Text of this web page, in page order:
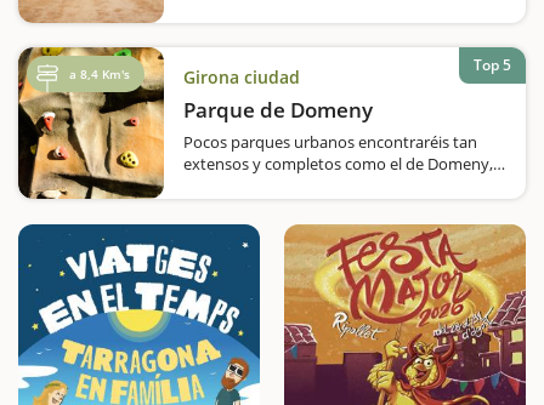
Dependiendo de la época del año en que…
a 8,4 Km's Girona ciudad
Parque de Domeny
Pocos parques urbanos encontraréis tan
extensos y completos como el de Domeny,
con seis mesas de maderas y una fuente.
Cerca hay una tirolina, varios juegos…
Top 5